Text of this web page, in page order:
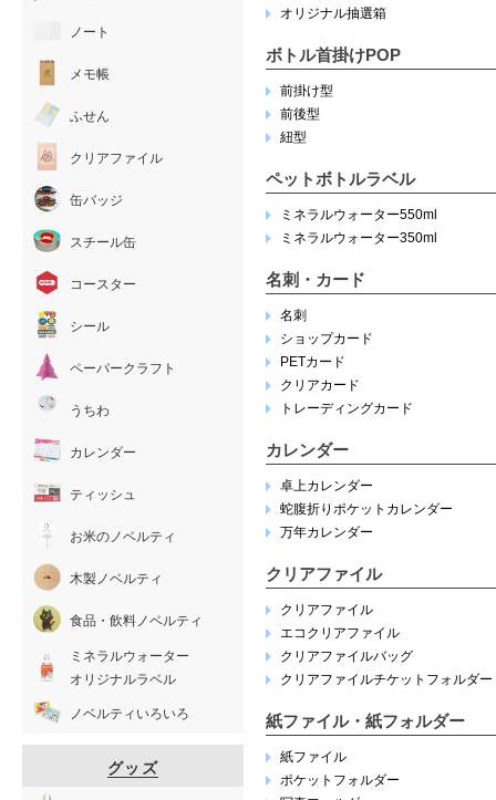
オリジナル抽選箱
ボトル首掛けPOP
前掛け型
前後型
紐型
ペットボトルラベル
ミネラルウォーター550ml
ミネラルウォーター350ml
名刺・カード
名刺
ショップカード
PETカード
クリアカード
トレーディングカード
カレンダー
卓上カレンダー
蛇腹折りポケットカレンダー
万年カレンダー
クリアファイル
クリアファイル
エコクリアファイル
クリアファイルバッグ
クリアファイルチケットフォルダー
紙ファイル・紙フォルダー
紙ファイル
ポケットフォルダー
ノート
メモ帳
ふせん
クリアファイル
缶バッジ
スチール缶
コースター
シール
ペーパークラフト
うちわ
カレンダー
ティッシュ
お米のノベルティ
木製ノベルティ
食品・飲料ノベルティ
ミネラルウォーター
オリジナルラベル
ノベルティいろいろ
グッズ